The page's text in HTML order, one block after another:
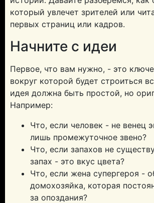
который увлечет зрителей или
первых страниц или кадров.
Начните с идеи
Первое, что вам нужно, - это
вокруг которой будет строиться
идея должна быть простой, но
Например:
Что, если человек - не венец
лишь промежуточное звено?
Что, если запахов не
запах - это вкус цвета?
Что, если жена супергероя -
домохозяйка, которая
за опоздания?